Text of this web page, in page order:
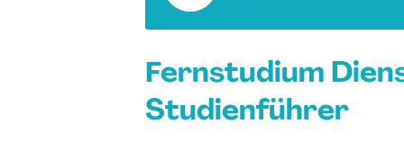
Fernstudium
Studienführer